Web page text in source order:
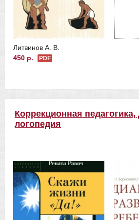
Литвинов А. В.
450 р.
PDF
Коррекционная
логопедия